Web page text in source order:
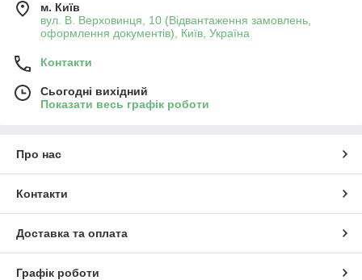
м. Київ
вул. В. Верховинця, 10 (Відвантаження замовлень,
оформлення документів), Київ, Україна
Контакти
Сьогодні вихідний
Показати весь графік роботи
Про нас
Контакти
Доставка та оплата
Графік роботи